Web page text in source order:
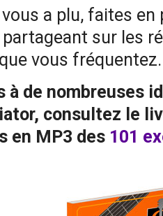
a plu, faites en
sur les
vous fréquentez.
à de nombreuses
consultez le
en MP3 des 101